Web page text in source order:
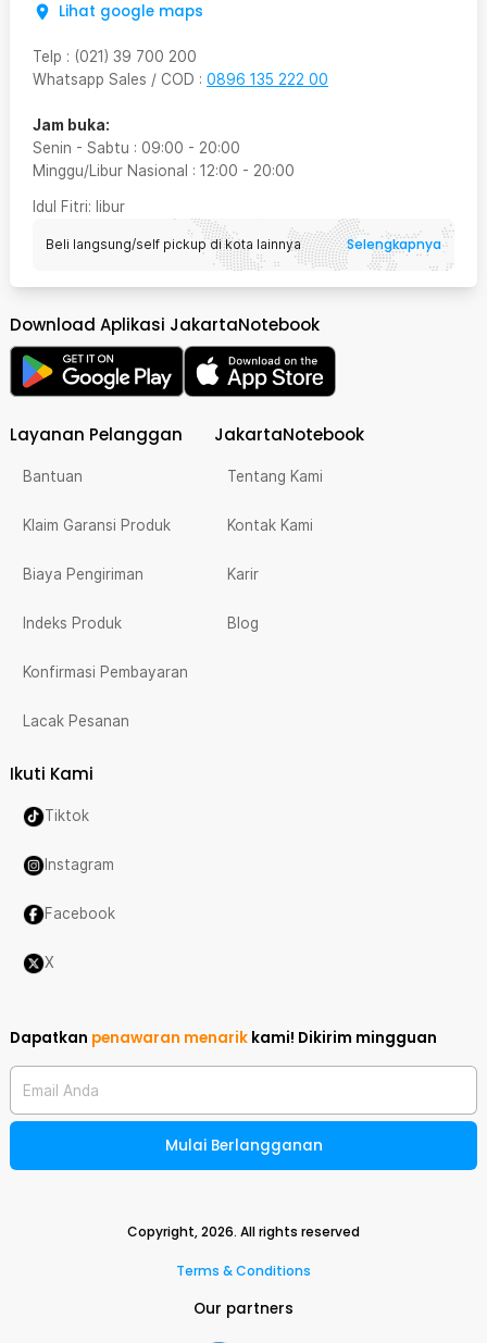
Lihat google maps
Telp : (021) 39 700 200
Whatsapp Sales / COD : 0896 135 222 00
Jam buka:
Senin - Sabtu : 09:00 - 20:00
Minggu/Libur Nasional : 12:00 - 20:00
Idul Fitri: libur
Beli langsung/self pickup di kota lainnya Selengkapnya
Download Aplikasi JakartaNotebook
Layanan Pelanggan
Bantuan
Klaim Garansi Produk
Biaya Pengiriman
Indeks Produk
Konfirmasi Pembayaran
Lacak Pesanan
JakartaNotebook
Tentang Kami
Kontak Kami
Karir
Blog
Ikuti Kami
Tiktok
Instagram
Facebook
X
Dapatkan penawaran menarik kami! Dikirim mingguan
Email Anda
Mulai Berlangganan
Copyright,2026. All rights reserved
Terms & Conditions
Our partners